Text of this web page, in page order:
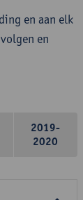
en aan elk
en
2019-
2020